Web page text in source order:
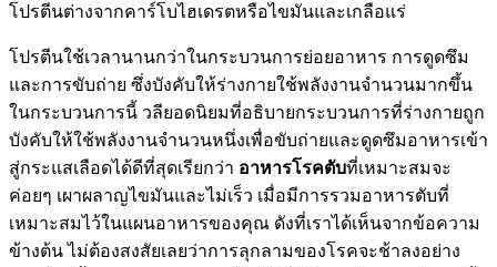
โปรตีนต่างจากคาร์โบไฮเดรตหรือไขมันและเกลือแร่
โปรตีนใช้เวลานานกว่าในกระบวนการย่อยอาหาร การดูดซึม
และการขับถ่าย ซึ่งบังคับให้ร่างกายใช้พลังงานจำนวนมากขึ้น
ในกระบวนการนี้ วลียอดนิยมที่อธิบายกระบวนการที่ร่างกายถูก
บังคับให้ใช้พลังงานจำนวนหนึ่งเพื่อขับถ่ายและดูดซึมอาหารเข้า
สู่กระแสเลือดได้ดีที่สุดเรียกว่า อาหารโรคตับที่เหมาะสมจะ
ค่อยๆ เผาผลาญไขมันและไม่เร็ว เมื่อมีการรวมอาหารตับที่
เหมาะสมไว้ในแผนอาหารของคุณ ดังที่เราได้เห็นจากข้อความ
ข้างต้น ไม่ต้องสงสัยเลยว่าการลุกลามของโรคจะช้าลงอย่าง